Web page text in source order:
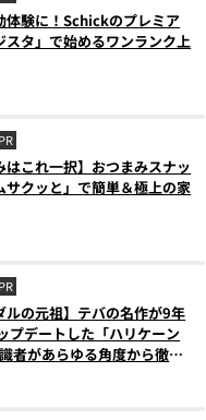
体験に！Schickのプレミア
スタ」で始めるワンランク上
PR
はこれ一択】おつまみスナッ
サクッと」で簡単＆極上の家
PR
ルの元祖】テバの名作が9年
プデートした「ハリケーン
者があらゆる角度から徹底